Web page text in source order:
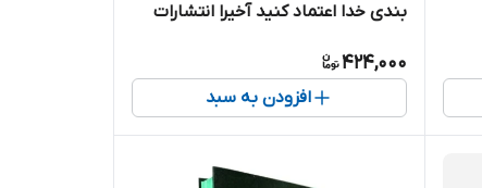
بندی خدا اعتماد کنید آخیرا انتشارات
424,000
افزودن به سبد